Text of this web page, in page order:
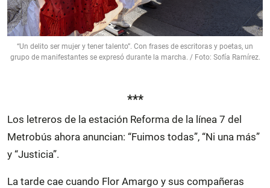
“Un delito ser mujer y tener talento”. Con frases de escritoras y poetas, un
grupo de manifestantes se expresó durante la marcha. / Foto: Sofía Ramírez.
***
Los letreros de la estación Reforma de la línea 7 del
Metrobús ahora anuncian: “Fuimos todas”, “Ni una más”
y “Justicia”.
La tarde cae cuando Flor Amargo y sus compañeras